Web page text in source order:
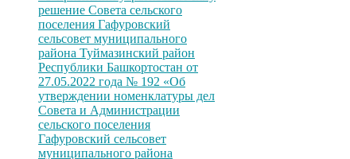
решение Совета сельского
поселения Гафуровский
сельсовет муниципального
района Туймазинский район
Республики Башкортостан от
27.05.2022 года № 192 «Об
утверждении номенклатуры дел
Совета и Администрации
сельского поселения
Гафуровский сельсовет
муниципального района